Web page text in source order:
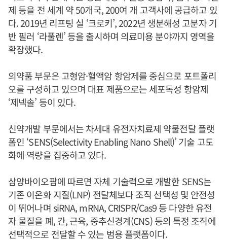
제 등을 전 세계 약 50개국, 200여 개 고객사에 공급하고 있
다. 2019년 리프팅 실 ‘크로키’, 2022년 생분해성 고분자 기
반 필러 ‘라풀렌’ 등을 출시하며 의료미용 분야까지 영역을
확장했다.
의약품 부문은 고형암·혈액암 항암제를 중심으로 포트폴리
오를 구성하고 있으며 대표 제품으로는 세포독성 항암제
‘제넥솔’ 등이 있다.
신약개발 부문에서는 차세대 유전자치료제 약물전달 플랫
폼인 ‘SENS(Selectivity Enabling Nano Shell)’ 기술 고도
화에 역량을 집중하고 있다.
삼양바이오팜에 따르면 자체 기술력으로 개발한 SENS는
기존 이온화 지질(LNP) 전달체보다 조직 선택성 및 안전성
이 뛰어나며 siRNA, mRNA, CRISPR/Cas9 등 다양한 유전
자 물질을 폐, 간, 근육, 중추신경계(CNS) 등의 특정 조직에
선택적으로 전달할 수 있는 범용 플랫폼이다.